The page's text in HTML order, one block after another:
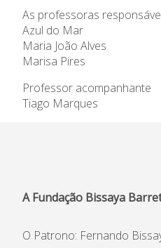
As professoras
Azul do Mar
Maria João Alves
Marisa Pires
Professor acompanhante
Tiago Marques
A Fundação Bissaya
O Patrono: Fernando